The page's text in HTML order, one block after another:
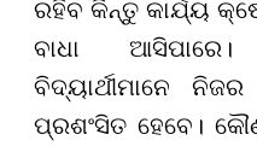
ରହିବ କିନ୍ତୁ କାର୍ଯ୍ୟ
ବାଧା
ବିଦ୍ୟାର୍ଥୀମାନେ
ପ୍ରଶଂସିତ ହେବେ।